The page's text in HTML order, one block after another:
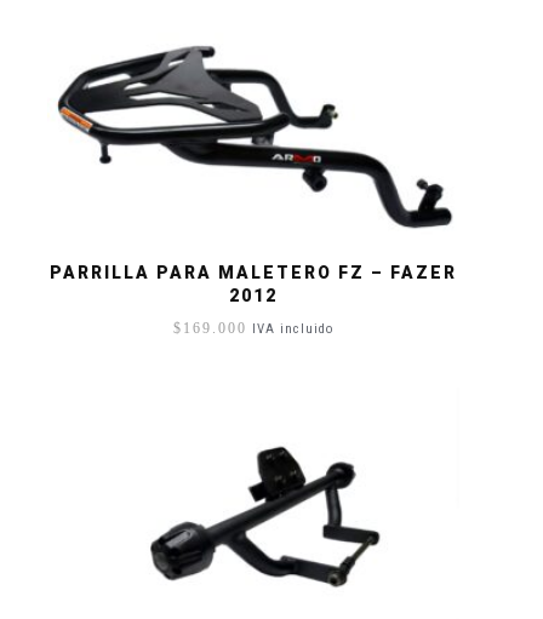
PARRILLA PARA MALETERO FZ – FAZER
2012
$ 169.000 IVA incluido